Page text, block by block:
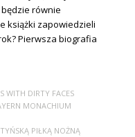
równie
książki zapowiedzieli
Pierwsza biografia
WITH DIRTY FACES
MONACHIUM
PIŁKĄ NOŻNĄ